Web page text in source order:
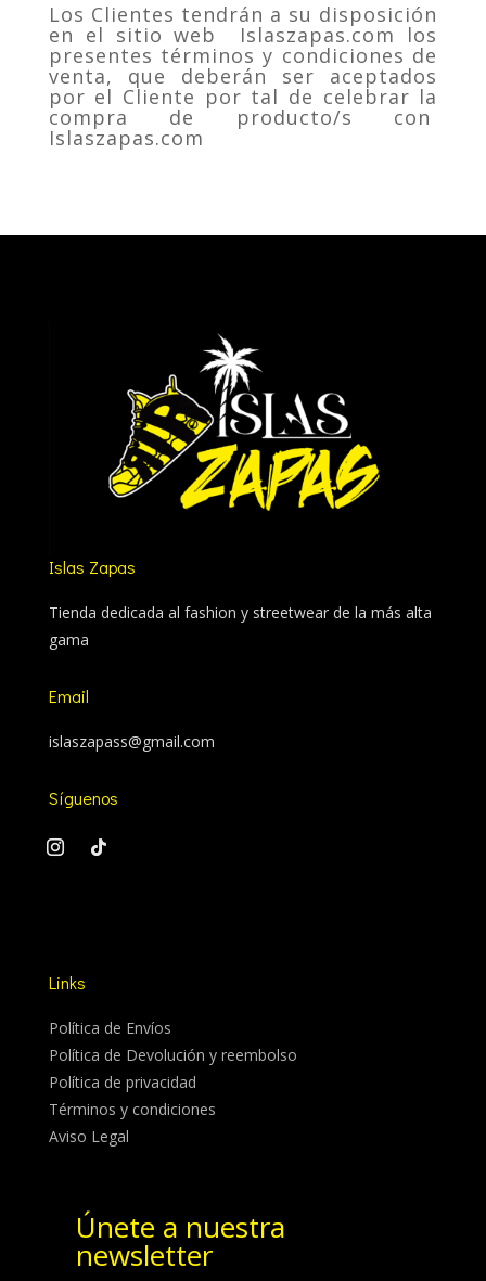
Los Clientes tendrán a su disposición
en el sitio web Islaszapas.com los
presentes términos y condiciones de
venta, que deberán ser aceptados
por el Cliente por tal de celebrar la
compra de producto/s con
Islaszapas.com
Islas Zapas
Tienda dedicada al fashion y streetwear de la más alta
gama
Email
islaszapass@gmail.com
Síguenos
Links
Política de Envíos
Política de Devolución y reembolso
Política de privacidad
Términos y condiciones
Aviso Legal
Únete a nuestra
newsletter